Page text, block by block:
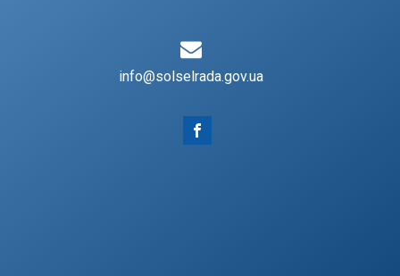
info@solselrada.gov.ua